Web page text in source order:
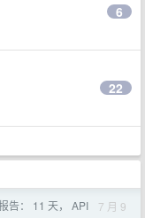
6
22
告： 11 天， API
7 月 9